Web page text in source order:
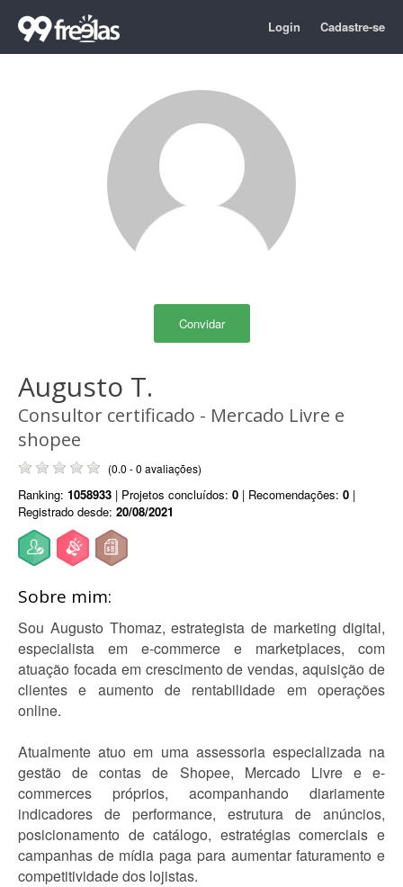
Login Cadastre-se
Convidar
Augusto T.
Consultor certificado - Mercado Livre e
shopee
(0.0 - 0 avaliações)
Ranking: 1058933 | Projetos concluídos: 0 | Recomendações: 0 |
Registrado desde: 20/08/2021
Sobre mim:
Sou Augusto Thomaz, estrategista de marketing digital,
especialista em e-commerce e marketplaces, com
atuação focada em crescimento de vendas, aquisição de
clientes e aumento de rentabilidade em operações
online.
Atualmente atuo em uma assessoria especializada na
gestão de contas de Shopee, Mercado Livre e e-
commerces próprios, acompanhando diariamente
indicadores de performance, estrutura de anúncios,
posicionamento de catálogo, estratégias comerciais e
campanhas de mídia paga para aumentar faturamento e
competitividade dos lojistas.